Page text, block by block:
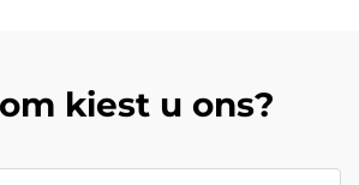
kiest u ons?